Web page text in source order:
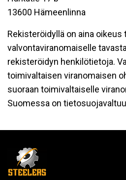
13600 Hämeenlinna
Rekisteröidyllä on aina oikeus
valvontaviranomaiselle
rekisteröidyn henkilötietoja.
toimivaltaisen viranomaisen
suoraan toimivaltaiselle
Suomessa on